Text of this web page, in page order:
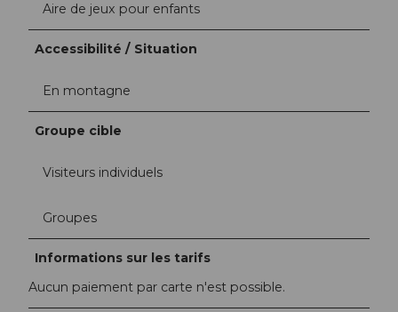
Aire de jeux pour enfants
Accessibilité / Situation
En montagne
Groupe cible
Visiteurs individuels
Groupes
Informations sur les tarifs
Aucun paiement par carte n'est possible.